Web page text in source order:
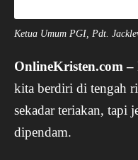
Ketua Umum PGI, Pdt.
OnlineKristen.com –
kita berdiri di tengah
sekadar teriakan, tapi
dipendam.